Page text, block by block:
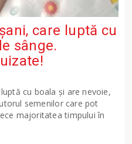
care luptă cu
sânge.
cu boala și are nevoie,
semenilor care pot
majoritatea timpului în